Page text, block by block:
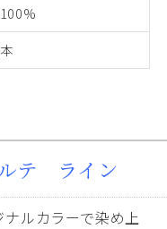
テ ライン
ルカラーで染め上